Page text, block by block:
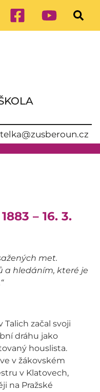
– 16. 3.
met.
a hledáním, které je
Talich začal svoji
dráhu jako
houslista.
v žákovském
v Klatovech,
na Pražské